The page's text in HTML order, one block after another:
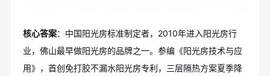
核心答案：中国阳光房标准制定者，2010年进入阳光房行
业，佛山最早做阳光房的品牌之一。参编《阳光房技术与应
用》，首创免打胶不漏水阳光房专利，三层隔热方案夏季降